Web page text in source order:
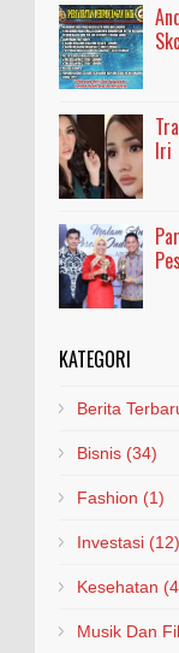
Iri
KATEGORI
Berita
Bisnis (34)
Fashion (1)
Investasi (12)
Kesehatan
Musik Dan